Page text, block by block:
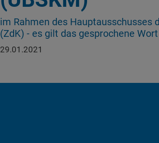
im Rahmen des
(ZdK) - es gilt das gesprochene Wort
29.01.2021